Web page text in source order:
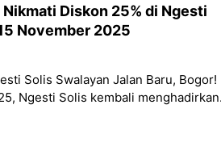
Nikmati Diskon 25% di Ngesti
November 2025
Solis Swalayan Jalan Baru, Bogor!
Ngesti Solis kembali menghadirkan